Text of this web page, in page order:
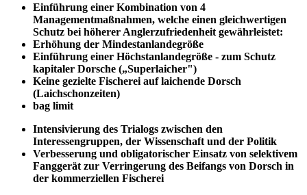
Einführung einer Kombination von 4
Managementmaßnahmen, welche einen gleichwertigen
Schutz bei höherer Anglerzufriedenheit gewährleistet:
Erhöhung der Mindestanlandegröße
Einführung einer Höchstanlandegröße - zum Schutz
kapitaler Dorsche („Superlaicher")
Keine gezielte Fischerei auf laichende Dorsch
(Laichschonzeiten)
bag limit
Intensivierung des Trialogs zwischen den
Interessengruppen, der Wissenschaft und der Politik
Verbesserung und obligatorischer Einsatz von selektivem
Fanggerät zur Verringerung des Beifangs von Dorsch in
der kommerziellen Fischerei